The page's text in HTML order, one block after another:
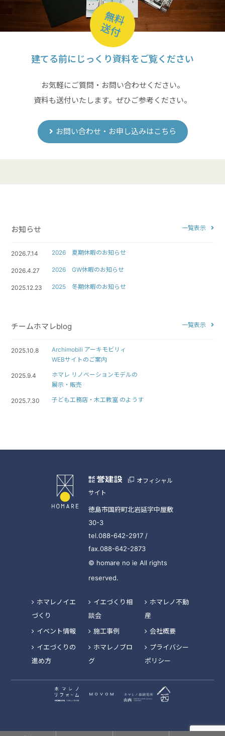
無料
送付
建てる前にじっくり資料をご覧ください
お気軽にご質問・お問い合わせください。
資料も送付いたします。ぜひご参考ください。
お問い合わせ・お申し込みはこちら
お知らせ 一覧表示
2026.7.14 2026 夏期休暇のお知らせ
2026.4.27 2026 GW休暇のお知らせ
2025.12.23 2025 冬期休暇のお知らせ
チームホマレblog 一覧表示
2025.10.8
Archimobili アーキモビリィ
WEBサイトのご案内
2025.9.4
ホマレ リノベーションモデルの
展示・販売
2025.7.30 子ども工務店・木工教室 のようす
オフィシャル
サイト
徳島市国府町北岩延字中屋敷
30-3
tel.088-642-2917 /
fax.088-642-2873
© homare no ie All rights
reserved.
ホマレノイエ
づくり
イベント情報
イエづくりの
進め方
イエづくり相
談会
施工事例
ホマレノブロ
グ
ホマレノ不動
産
会社概要
プライバシー
ポリシー